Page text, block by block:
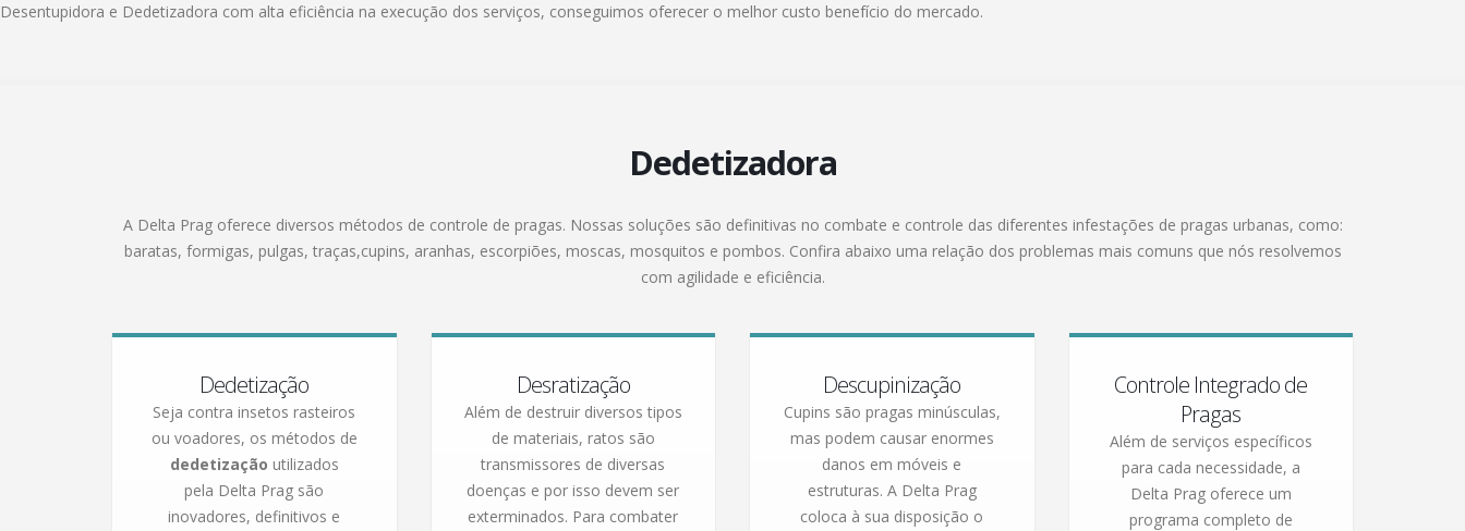
Desentupidora e Dedetizadora com alta eficiência na execução dos serviços, conseguimos oferecer o melhor custo benefício do mercado.
Dedetizadora
A Delta Prag oferece diversos métodos de controle de pragas. Nossas soluções são definitivas no combate e controle das diferentes infestações de pragas urbanas, como:
baratas, formigas, pulgas, traças,cupins, aranhas, escorpiões, moscas, mosquitos e pombos. Confira abaixo uma relação dos problemas mais comuns que nós resolvemos
com agilidade e eficiência.
Dedetização
Seja contra insetos rasteiros
ou voadores, os métodos de
dedetização utilizados
pela Delta Prag são
inovadores, definitivos e
Desratização
Além de destruir diversos tipos
de materiais, ratos são
transmissores de diversas
doenças e por isso devem ser
exterminados. Para combater
Descupinização
Cupins são pragas minúsculas,
mas podem causar enormes
danos em móveis e
estruturas. A Delta Prag
coloca à sua disposição o
Controle Integrado de
Pragas
Além de serviços específicos
para cada necessidade, a
Delta Prag oferece um
programa completo de